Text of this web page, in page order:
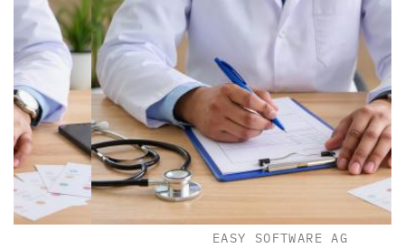
EASY SOFTWARE AG